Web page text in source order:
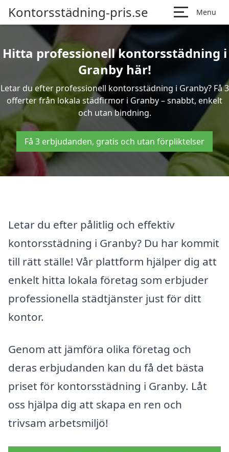
Kontorsstädning-pris.se Menu
Hitta professionell kontorsstädning i
Granby här!
Letar du efter professionell kontorsstädning i Granby? Få 3
offerter från lokala städfirmor i Granby – snabbt, enkelt
och utan bindning.
Få 3 erbjudanden, gratis och utan förpliktelser
Letar du efter pålitlig och effektiv
kontorsstädning i Granby? Du har kommit
till rätt ställe! Vår plattform hjälper dig att
enkelt hitta lokala företag som erbjuder
professionella städtjänster just för ditt
kontor.
Genom att jämföra olika företag och
deras erbjudanden kan du få det bästa
priset för kontorsstädning i Granby. Låt
oss hjälpa dig att skapa en ren och
trivsam arbetsmiljö!